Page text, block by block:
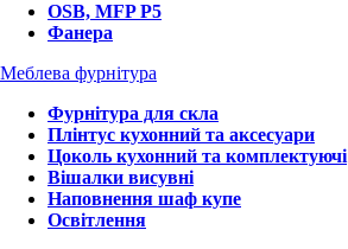
OSB, MFP P5
Фанера
Меблева фурнітура
Фурнітура для скла
Плінтус кухонний та аксесуари
Цоколь кухонний та комплектуючі
Вішалки висувні
Наповнення шаф купе
Освітлення